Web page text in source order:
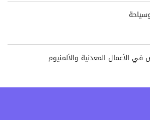
المعدنية والألمنيوم